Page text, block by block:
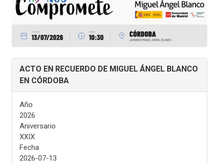
ACTO EN RECUERDO DE MIGUEL ÁNGEL BLANCO
EN CÓRDOBA
Año
2026
Aniversario
XXIX
Fecha
2026-07-13